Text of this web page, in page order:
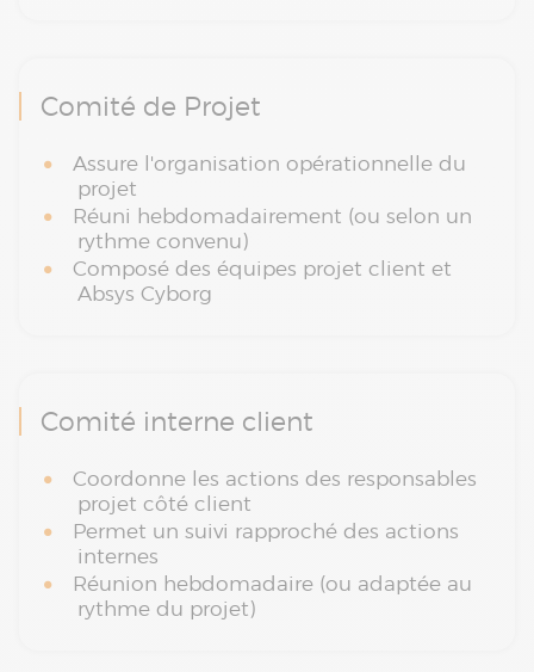
Comité de Projet
Assure l'organisation opérationnelle du
projet
Réuni hebdomadairement (ou selon un
rythme convenu)
Composé des équipes projet client et
Absys Cyborg
Comité interne client
Coordonne les actions des responsables
projet côté client
Permet un suivi rapproché des actions
internes
Réunion hebdomadaire (ou adaptée au
rythme du projet)